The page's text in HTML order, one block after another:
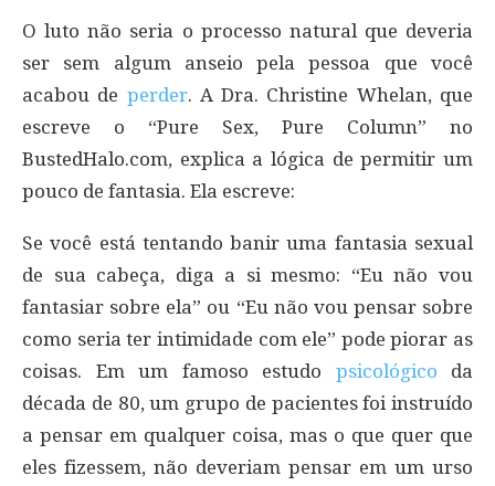
O luto não seria o processo natural que deveria
ser sem algum anseio pela pessoa que você
acabou de perder. A Dra. Christine Whelan, que
escreve o “Pure Sex, Pure Column” no
BustedHalo.com, explica a lógica de permitir um
pouco de fantasia. Ela escreve:
Se você está tentando banir uma fantasia sexual
de sua cabeça, diga a si mesmo: “Eu não vou
fantasiar sobre ela” ou “Eu não vou pensar sobre
como seria ter intimidade com ele” pode piorar as
coisas. Em um famoso estudo psicológico da
década de 80, um grupo de pacientes foi instruído
a pensar em qualquer coisa, mas o que quer que
eles fizessem, não deveriam pensar em um urso